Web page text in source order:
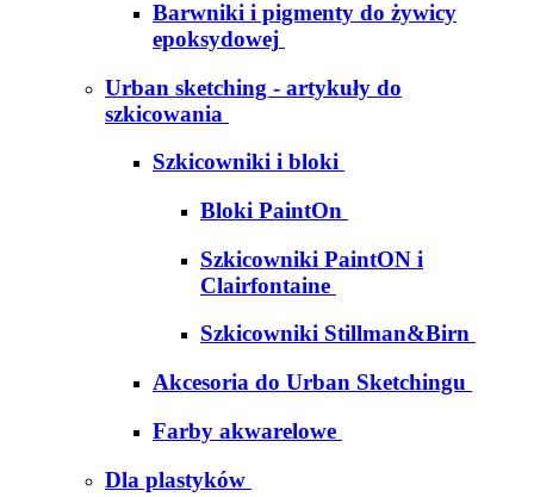
Barwniki i pigmenty do żywicy
epoksydowej
Urban sketching - artykuły do
szkicowania
Szkicowniki i bloki
Bloki PaintOn
Szkicowniki PaintON i
Clairfontaine
Szkicowniki Stillman&Birn
Akcesoria do Urban Sketchingu
Farby akwarelowe
Dla plastyków